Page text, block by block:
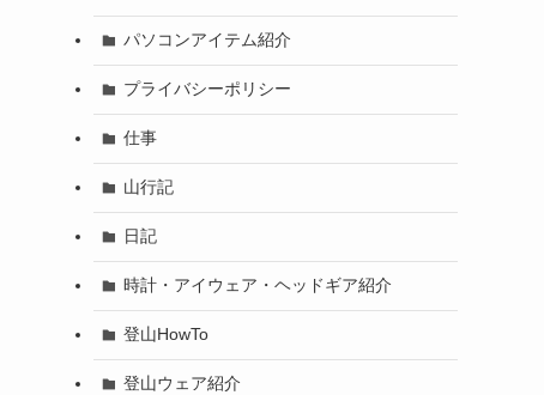
パソコンアイテム紹介
プライバシーポリシー
仕事
山行記
日記
時計・アイウェア・ヘッドギア紹介
登山HowTo
登山ウェア紹介